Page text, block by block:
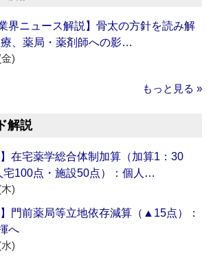
界ニュース解説】骨太の方針を読み解
療、薬局・薬剤師への影…
)
もっと見る »
解説
】在宅薬学総合体制加算（加算1：30
宅100点・施設50点）：個人…
)
】門前薬局等立地依存減算（▲15点）：
へ
)